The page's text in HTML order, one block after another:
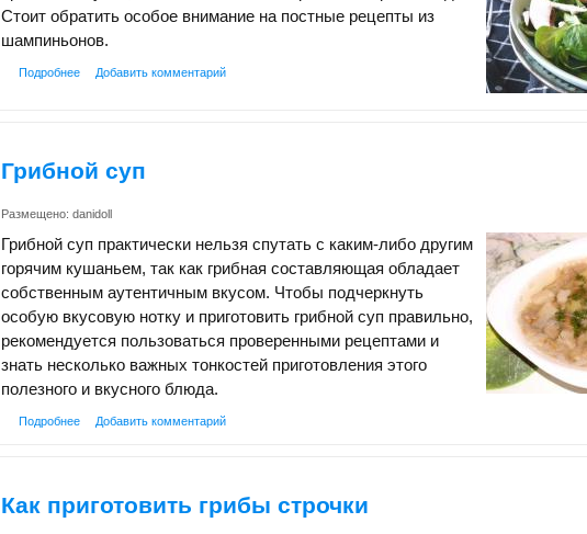
Стоит обратить особое внимание на постные рецепты из
шампиньонов.
Подробнее Добавить комментарий
Грибной суп
Размещено: danidoll
Грибной суп практически нельзя спутать с каким-либо другим
горячим кушаньем, так как грибная составляющая обладает
собственным аутентичным вкусом. Чтобы подчеркнуть
особую вкусовую нотку и приготовить грибной суп правильно,
рекомендуется пользоваться проверенными рецептами и
знать несколько важных тонкостей приготовления этого
полезного и вкусного блюда.
Подробнее Добавить комментарий
Как приготовить грибы строчки